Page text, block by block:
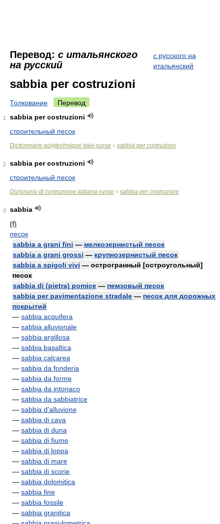
Перевод: с итальянского
на русский
с русского на
итальянский
sabbia per costruzioni
Толкование Перевод
1
sabbia per costruzioni
строительный песок
Dictionnaire polytechnique italo-russe > sabbia per costruzioni
2
sabbia per costruzioni
строительный песок
Dizionario di costruzione italiana-russo > sabbia per costruzioni
3
sabbia
(f)
песок
sabbia a grani fini — мелкозернистый песок
sabbia a grani grossi — крупнозернистый песок
sabbia a spigoli vivi — острогранный [остроугольный]
песок
sabbia di (pietra) pomice — пемзовый песок
sabbia per pavimentazione stradale — песок для дорожных
покрытий
— sabbia acquifera
— sabbia alluvionale
— sabbia argillosa
— sabbia basaltica
— sabbia calcarea
— sabbia da fonderia
— sabbia da forme
— sabbia da intonaco
— sabbia da sabbiatrice
— sabbia d'alluvione
— sabbia di cava
— sabbia di duna
— sabbia di fiume
— sabbia di loppa
— sabbia di mare
— sabbia di scorie
— sabbia dolomitica
— sabbia fine
— sabbia fossile
— sabbia granitica